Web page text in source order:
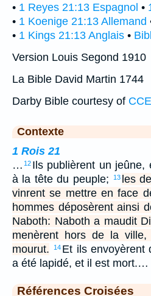
• 1 Reyes 21:13 Espagnol •
• 1 Koenige 21:13 Allemand
• 1 Kings 21:13 Anglais •
Version Louis Segond 1910
La Bible David Martin 1744
Darby Bible courtesy of
Contexte
1 Rois 21
… 12 Ils publièrent un jeûne,
à la tête du peuple;
13 les
vinrent se mettre en face
hommes déposèrent ainsi
Naboth: Naboth a maudit
menèrent hors de la
mourut.
14 Et ils envoyèrent
a été lapidé, et il est mort.…
Références Croisées